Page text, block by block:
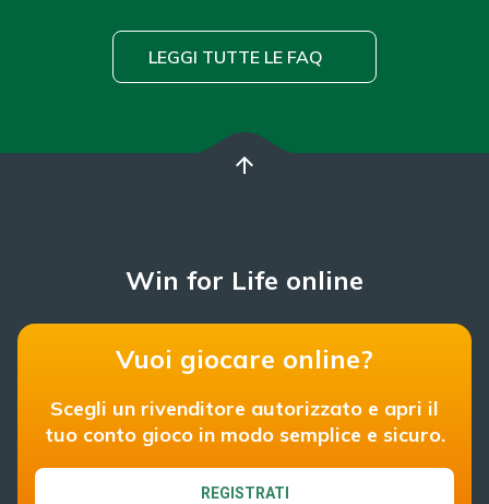
LEGGI TUTTE LE FAQ
arrow_upward
Win for Life online
Vuoi giocare online?
Scegli un rivenditore autorizzato e apri il
tuo conto gioco in modo semplice e sicuro.
REGISTRATI